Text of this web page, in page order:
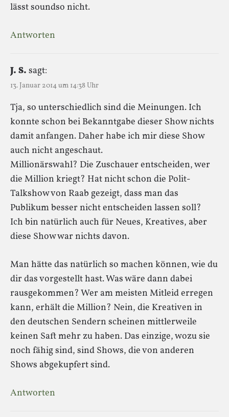
lässt soundso nicht.
Antworten
J. S. sagt:
13. Januar 2014 um 14:38 Uhr
Tja, so unterschiedlich sind die Meinungen. Ich
konnte schon bei Bekanntgabe dieser Show nichts
damit anfangen. Daher habe ich mir diese Show
auch nicht angeschaut.
Millionärswahl? Die Zuschauer entscheiden, wer
die Million kriegt? Hat nicht schon die Polit-
Talkshow von Raab gezeigt, dass man das
Publikum besser nicht entscheiden lassen soll?
Ich bin natürlich auch für Neues, Kreatives, aber
diese Show war nichts davon.
Man hätte das natürlich so machen können, wie du
dir das vorgestellt hast. Was wäre dann dabei
rausgekommen? Wer am meisten Mitleid erregen
kann, erhält die Million? Nein, die Kreativen in
den deutschen Sendern scheinen mittlerweile
keinen Saft mehr zu haben. Das einzige, wozu sie
noch fähig sind, sind Shows, die von anderen
Shows abgekupfert sind.
Antworten